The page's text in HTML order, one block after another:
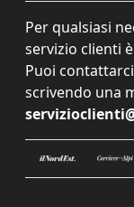
Per qualsiasi
servizio clienti
Puoi
scrivendo una